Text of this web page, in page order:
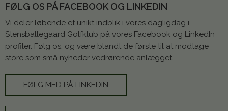
FØLG OS PÅ FACEBOOK OG LINKEDIN
Vi deler løbende et unikt indblik i vores dagligdag i
Stensballegaard Golfklub på vores Facebook og LinkedIn
profiler. Følg os, og være blandt de første til at modtage
store som små nyheder vedrørende anlægget.
FØLG MED PÅ LINKEDIN